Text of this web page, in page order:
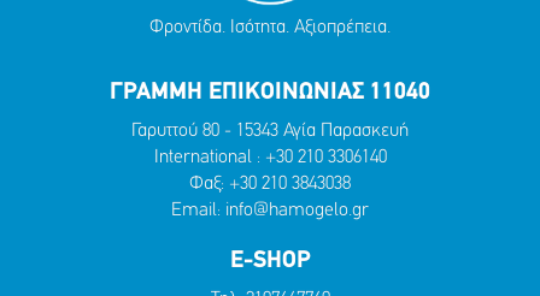
Φροντίδα. Ισότητα. Αξιοπρέπεια.
ΓΡΑΜΜΗ ΕΠΙΚΟΙΝΩΝΙΑΣ 11040
Γαρυττού 80 - 15343 Αγία Παρασκευή
International : +30 210 3306140
Φαξ: +30 210 3843038
Email: info@hamogelo.gr
E-SHOP